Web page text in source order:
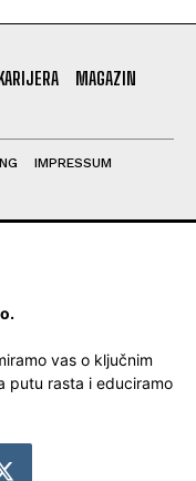
MAGAZIN
IMPRESSUM
vas o ključnim
putu rasta i educiramo